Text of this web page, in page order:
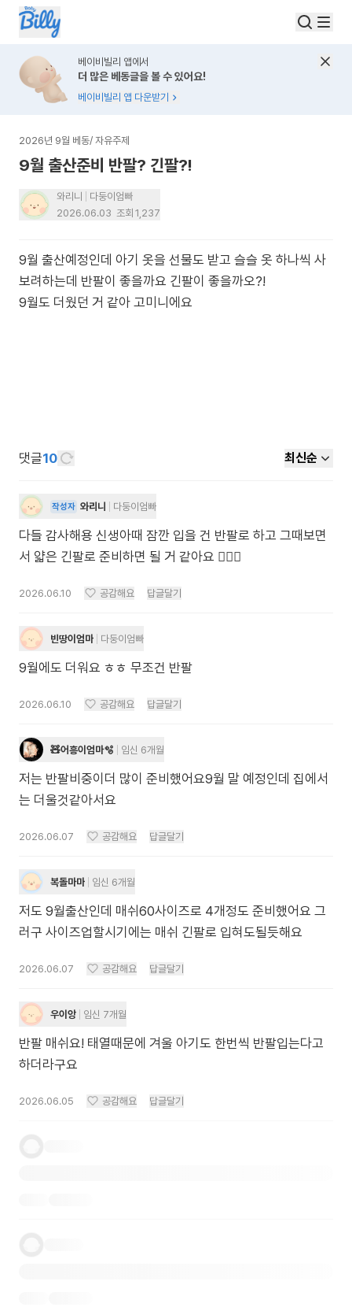
베이비빌리 앱에서
더 많은 베동글을 볼 수 있어요!
베이비빌리 앱 다운받기
2026년 9월 베동/ 자유주제
9월 출산준비 반팔? 긴팔?!
와리니
다둥이엄빠
2026.06.03 조회 1,237
9월 출산예정인데 아기 옷을 선물도 받고 슬슬 옷 하나씩 사
보려하는데 반팔이 좋을까요 긴팔이 좋을까오?!
9월도 더웠던 거 같아 고미니에요
댓글10 최신순
작성자 와리니 다둥이엄빠
다들 감사해용 신생아때 잠깐 입을 건 반팔로 하고 그때보면
서 얇은 긴팔로 준비하면 될 거 같아요 👍🏻🤍
2026.06.10 공감해요 답글달기
빈땅이엄마 다둥이엄빠
9월에도 더워요 ㅎㅎ 무조건 반팔
2026.06.10 공감해요 답글달기
🧸어흥이엄마🫧 임신 6개월
저는 반팔비중이더 많이 준비했어요9월 말 예정인데 집에서
는 더울것같아서요
2026.06.07 공감해요 답글달기
복돌마마 임신 6개월
저도 9월출산인데 매쉬60사이즈로 4개정도 준비했어요 그
러구 사이즈업할시기에는 매쉬 긴팔로 입혀도될듯해요
2026.06.07 공감해요 답글달기
우이앙 임신 7개월
반팔 매쉬요! 태열때문에 겨울 아기도 한번씩 반팔입는다고
하더라구요
2026.06.05 공감해요 답글달기